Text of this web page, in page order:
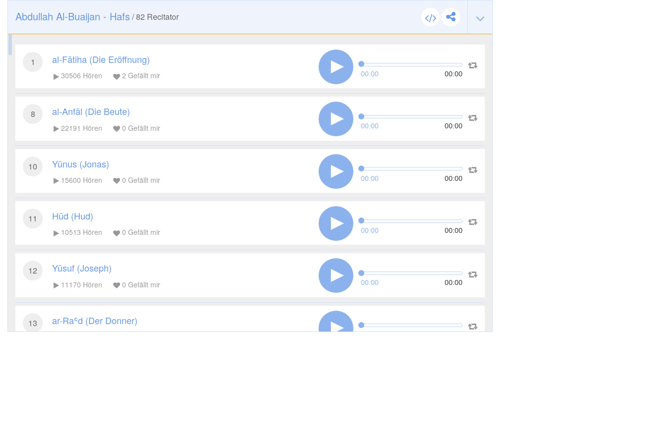
Abdullah Al-Buaijan - Hafs /82 Recitator
1 al-Fātiha (Die Eröffnung)
30506 Hören 2 Gefällt mir 00:00 00:00
8 al-Anfāl (Die Beute)
22191 Hören 0 Gefällt mir 00:00 00:00
10 Yūnus (Jonas)
15600 Hören 0 Gefällt mir 00:00 00:00
11 Hūd (Hud)
10513 Hören 0 Gefällt mir 00:00 00:00
12 Yūsuf (Joseph)
11170 Hören 0 Gefällt mir 00:00 00:00
13 ar-Raʿd (Der Donner)
00:00 00:00